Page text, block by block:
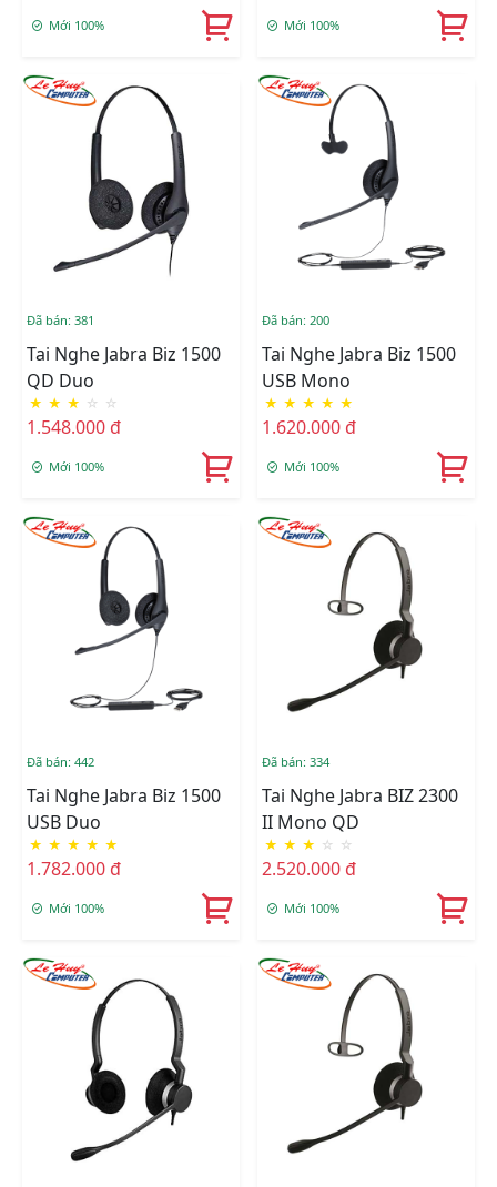
Mới 100% Mới 100%
Đã bán: 381
Tai Nghe Jabra Biz 1500
QD Duo
★ ★ ★ ☆ ☆
1.548.000 đ
Mới 100%
Đã bán: 200
Tai Nghe Jabra Biz 1500
USB Mono
★ ★ ★ ★ ★
1.620.000 đ
Mới 100%
Đã bán: 442
Tai Nghe Jabra Biz 1500
USB Duo
★ ★ ★ ★ ★
1.782.000 đ
Mới 100%
Đã bán: 334
Tai Nghe Jabra BIZ 2300
II Mono QD
★ ★ ★ ☆ ☆
2.520.000 đ
Mới 100%